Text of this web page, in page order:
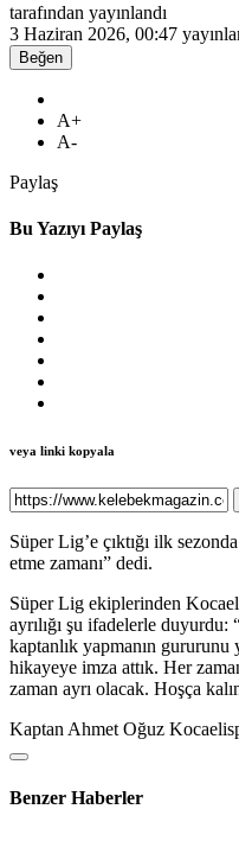
tarafından yayınlandı
3 Haziran 2026, 00:47
Beğen
A+
A-
Paylaş
Bu Yazıyı Paylaş
veya linki kopyala
Süper Lig’e çıktığı ilk
etme zamanı” dedi.
Süper Lig ekiplerinden
ayrılığı şu ifadelerle
kaptanlık yapmanın
hikayeye imza attık. Her
zaman ayrı olacak. Hoşça
Kaptan Ahmet Oğuz
Benzer Haberler